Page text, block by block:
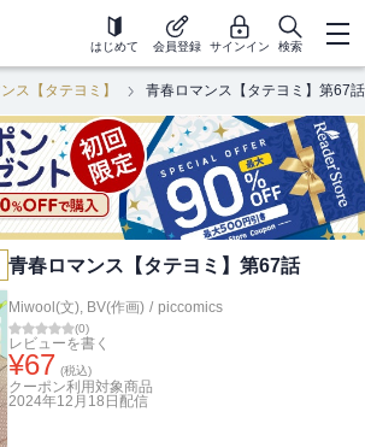
はじめて 会員登録 サインイン 検索
ス【タテヨミ】 青春ロマンス【タテヨミ】第67話
青春ロマンス【タテヨミ】第67話
Miwool(文), BV(作画) / piccomics
(0)
レビューを書く
¥67 (税込)
クーポン利用対象商品
2024年12月18日 配信